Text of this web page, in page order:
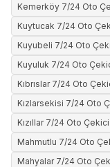
Kemerköy 7/24 Oto
Kuytucak 7/24 Oto
Kuyubeli 7/24 Oto
Kuyuluk 7/24 Oto
Kıbrıslar 7/24 Oto
Kızlarsekisi 7/24 Oto
Kızıllar 7/24 Oto
Mahmutlu 7/24 Oto
Mahyalar 7/24 Oto